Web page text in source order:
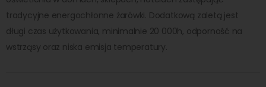
tradycyjne energochłonne żarówki. Dodatkową zaletą jest
długi czas użytkowania, minimalnie 20 000h, odporność na
wstrząsy oraz niska emisja temperatury.